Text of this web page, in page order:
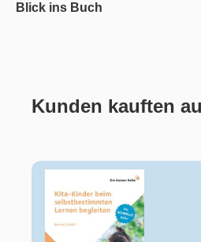
Blick ins Buch
Produktgalerie überspringen
Kunden kauften
Kita-Kinder beim